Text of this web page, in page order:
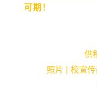
可期！
供
照片 | 校宣